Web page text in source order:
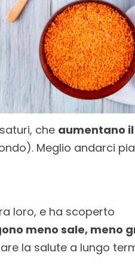
che aumentano
Meglio andarci
loro, e ha scoperto
meno sale, meno
la salute a lungo